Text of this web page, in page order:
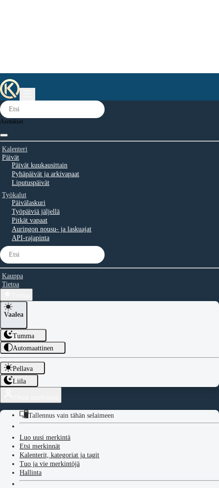
Asetukset
Kalenteri
Päivät
Päivät kuukausittain
Pyhäpäivät ja arkivapaat
Liputuspäivät
Työkalut
Päivälaskuri
Työpäiviä jäljellä
Pitkät vapaat
Auringon nousu- ja laskuajat
API-rajapinta
Kauppa
Tietoa
Vaalea
Tumma
Automaattinen
Pellava
Liila
Tallennus vain tähän selaimeen
Luo uusi merkintä
Etsi merkinnät
Kalenterit, kategoriat ja tagit
Tuo ja vie merkintöjä
Hallinta